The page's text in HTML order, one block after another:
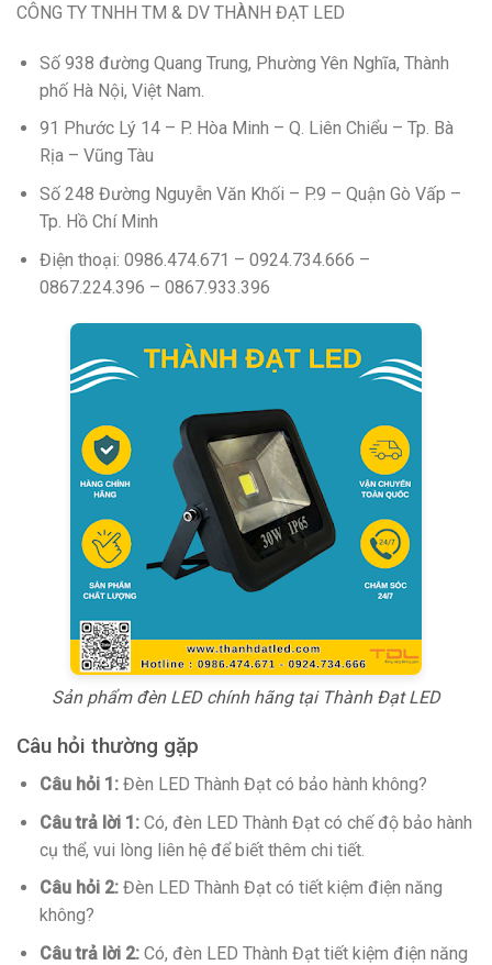
CÔNG TY TNHH TM & DV THÀNH ĐẠT LED
Số 938 đường Quang Trung, Phường Yên Nghĩa, Thành
phố Hà Nội, Việt Nam.
91 Phước Lý 14 – P. Hòa Minh – Q. Liên Chiểu – Tp. Bà
Rịa – Vũng Tàu
Số 248 Đường Nguyễn Văn Khối – P.9 – Quận Gò Vấp –
Tp. Hồ Chí Minh
Điện thoại: 0986.474.671 – 0924.734.666 –
0867.224.396 – 0867.933.396
Sản phẩm đèn LED chính hãng tại Thành Đạt LED
Câu hỏi thường gặp
Câu hỏi 1:Đèn LED Thành Đạt có bảo hành không?
Câu trả lời 1:Có, đèn LED Thành Đạt có chế độ bảo hành
cụ thể, vui lòng liên hệ để biết thêm chi tiết.
Câu hỏi 2:Đèn LED Thành Đạt có tiết kiệm điện năng
không?
Câu trả lời 2:Có, đèn LED Thành Đạt tiết kiệm điện năng